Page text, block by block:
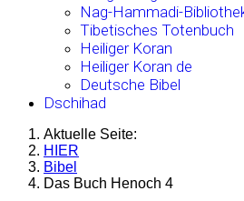
Nag-Hammadi-
Tibetisches Totenbuch
Heiliger Koran
Heiliger Koran de
Deutsche Bibel
Dschihad
Aktuelle Seite:
HIER
Bibel
Das Buch Henoch 4